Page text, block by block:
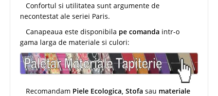
Confortul si utilitatea sunt argumente de
necontestat ale seriei Paris.
Canapeaua este disponibila pe comanda intr-o
gama larga de materiale si culori:
Recomandam Piele Ecologica, Stofa sau materiale